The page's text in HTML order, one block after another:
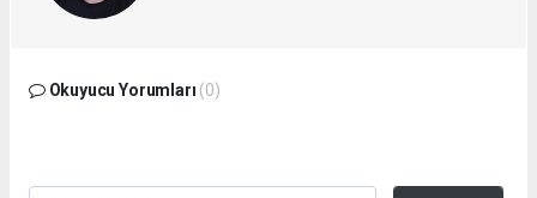
Okuyucu Yorumları (0)